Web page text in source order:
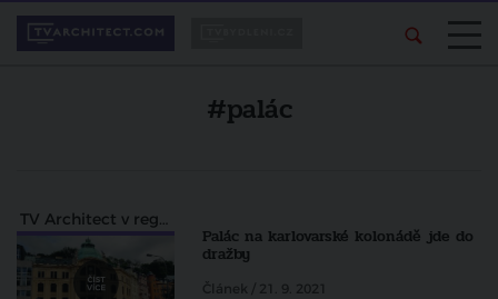
#palác
TV Architect v regionech
Palác na karlovarské kolonádě jde do
dražby
Článek / 21. 9. 2021